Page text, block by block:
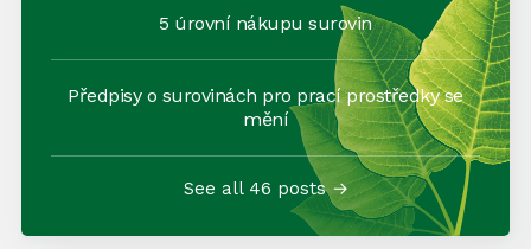
5 úrovní nákupu surovin
Předpisy o surovinách pro prací prostředky se
mění
See all 46 posts →